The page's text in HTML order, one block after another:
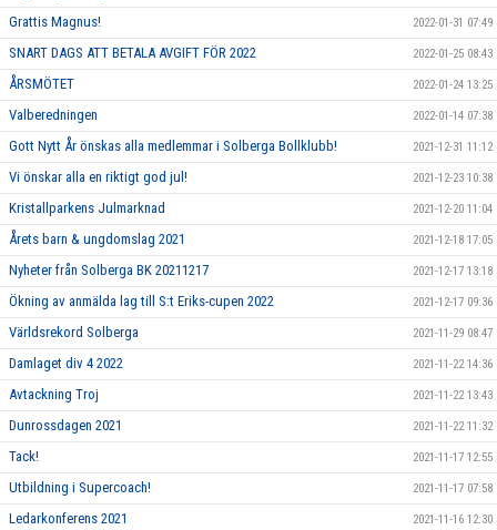
Grattis Magnus! 2022-01-31 07:49
SNART DAGS ATT BETALA AVGIFT FÖR 2022 2022-01-25 08:43
ÅRSMÖTET 2022-01-24 13:25
Valberedningen 2022-01-14 07:38
Gott Nytt År önskas alla medlemmar i Solberga Bollklubb! 2021-12-31 11:12
Vi önskar alla en riktigt god jul! 2021-12-23 10:38
Kristallparkens Julmarknad 2021-12-20 11:04
Årets barn & ungdomslag 2021 2021-12-18 17:05
Nyheter från Solberga BK 20211217 2021-12-17 13:18
Ökning av anmälda lag till S:t Eriks-cupen 2022 2021-12-17 09:36
Världsrekord Solberga 2021-11-29 08:47
Damlaget div 4 2022 2021-11-22 14:36
Avtackning Troj 2021-11-22 13:43
Dunrossdagen 2021 2021-11-22 11:32
Tack! 2021-11-17 12:55
Utbildning i Supercoach! 2021-11-17 07:58
Ledarkonferens 2021 2021-11-16 12:30